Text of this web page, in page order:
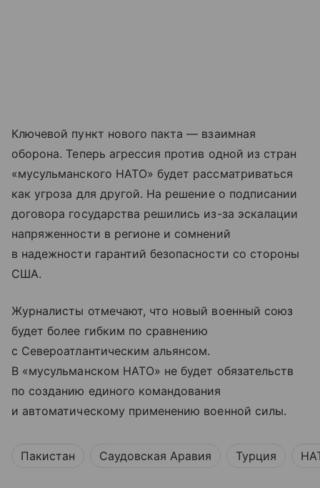
Ключевой пункт нового пакта — взаимная
оборона. Теперь агрессия против одной из стран
«мусульманского НАТО» будет рассматриваться
как угроза для другой. На решение о подписании
договора государства решились из-за эскалации
напряженности в регионе и сомнений
в надежности гарантий безопасности со стороны
США.
Журналисты отмечают, что новый военный союз
будет более гибким по сравнению
с Североатлантическим альянсом.
В «мусульманском НАТО» не будет обязательств
по созданию единого командования
и автоматическому применению военной силы.
Пакистан Саудовская Аравия Турция